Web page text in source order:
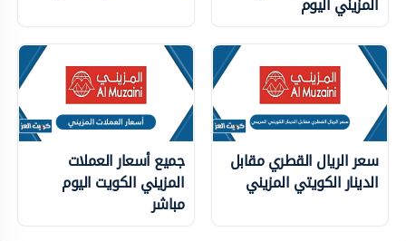
سعر الريال القطري مقابل
الدينار الكويتي المزيني
جميع أسعار العملات
المزيني الكويت اليوم
مباشر